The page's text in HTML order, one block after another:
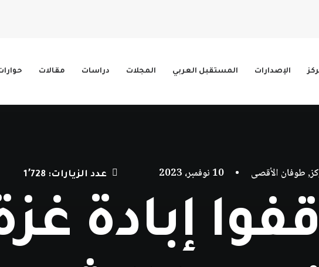
الإصدارات المستقبل العربي المجلات دراسات مقالات
,طوفان الأقصى • 10 نوفمبر، 2023 عدد الزيارات: 1٬728
إبادة